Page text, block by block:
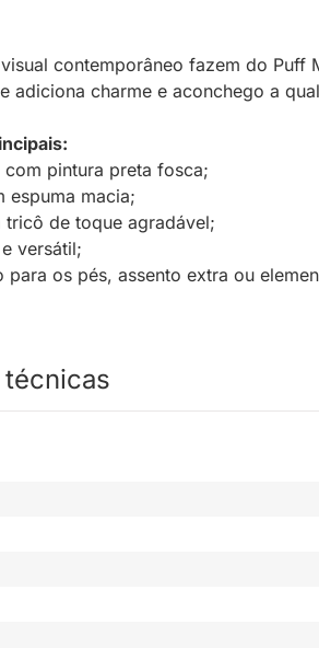
contemporâneo fazem do
adiciona charme e aconchego a
com pintura preta fosca;
espuma macia;
tricô de toque agradável;
versátil;
para os pés, assento extra ou